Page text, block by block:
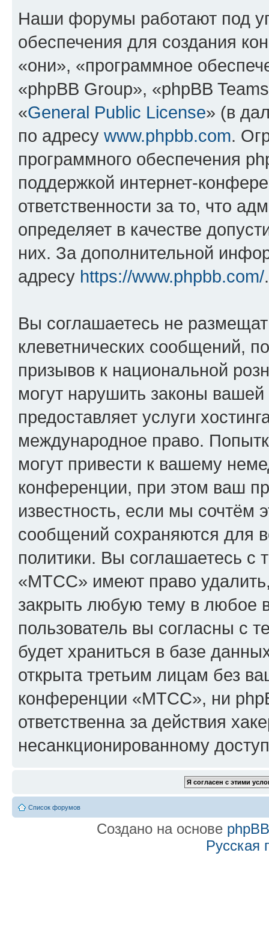
Наши форумы работают под
обеспечения для создания
«они», «программное
«phpBB Group», «phpBB
«General Public License» (в
по адресу www.phpbb.com.
программного обеспечения
поддержкой интернет-
ответственности за то, что
определяет в качестве
них. За дополнительной
адресу https://www.phpbb.com/.
Вы соглашаетесь не
клеветнических сообщений,
призывов к национальной
могут нарушить законы
предоставляет услуги
международное право.
могут привести к вашему
конференции, при этом ваш
известность, если мы сочтём
сообщений сохраняются для
политики. Вы соглашаетесь
«МТСС» имеют право удалить,
закрыть любую тему в любое
пользователь вы согласны с
будет храниться в базе
открыта третьим лицам без
конференции «МТСС», ни
ответственна за действия
несанкционированному
Список форумов
Создано на основе phpBB
Русская